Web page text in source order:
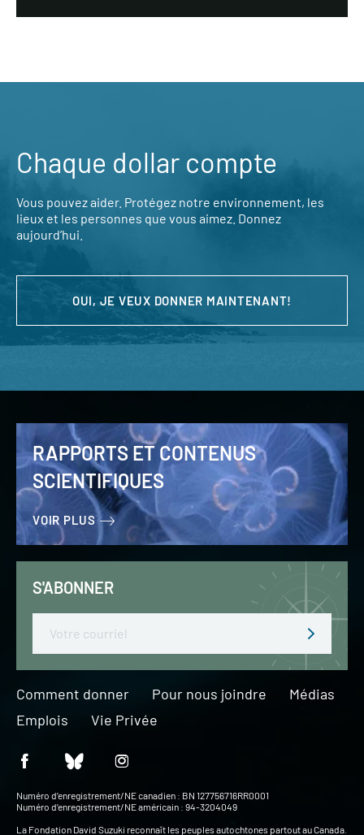
Chaque dollar compte
Vous pouvez aider. Protégez notre environnement, les
lieux et les personnes que vous aimez. Donnez
aujourd’hui.
OUI, JE VEUX DONNER MAINTENANT!
RAPPORTS ET CONTENUS
SCIENTIFIQUES
VOIR PLUS
S'ABONNER
Email
Comment donner Pour nous joindre
Médias
Emplois
Vie Privée
Numéro d’enregistrement/NE canadien : BN 127756716RR0001
Numéro d’enregistrement/NE américain : 94-3204049
La Fondation David Suzuki reconnaît les peuples autochtones partout au Canada.